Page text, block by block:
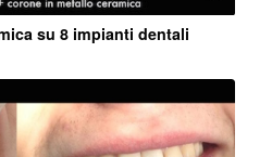
su 8 impianti dentali